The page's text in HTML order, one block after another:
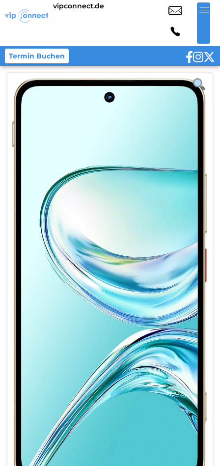
vipconnect.de
Termin Buchen